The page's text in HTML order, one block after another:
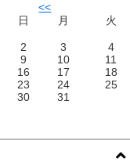
<<
日
月 火
2
3 4
9
10 11
16
17 18
23
24 25
30
31